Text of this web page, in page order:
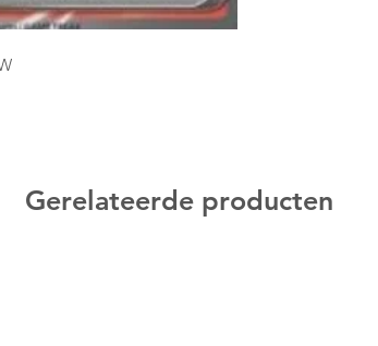
Gerelateerde producten